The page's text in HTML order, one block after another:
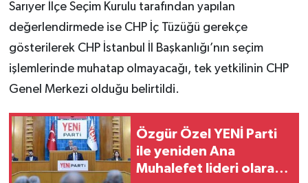
Sarıyer İlçe Seçim Kurulu tarafından yapılan
değerlendirmede ise CHP İç Tüzüğü gerekçe
gösterilerek CHP İstanbul İl Başkanlığı’nın seçim
işlemlerinde muhatap olmayacağı, tek yetkilinin CHP
Genel Merkezi olduğu belirtildi.
Özgür Özel YENİ Parti
ile yeniden Ana
Muhalefet lideri olarak